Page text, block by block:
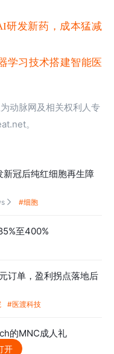
研发新药，成本猛减
学习技术搭建智能医
动脉网及相关权利人专
。
冠后纯红细胞再生障
 #细胞
至400%
订单，盈利拐点落地后
#医渡科技
的MNC成人礼
开